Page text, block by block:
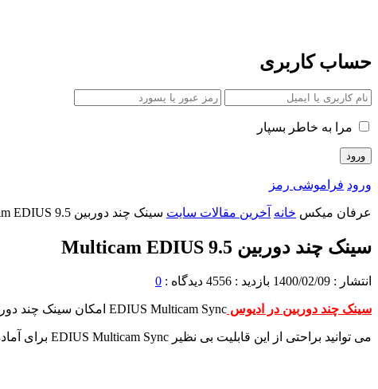
حساب کاربری
مرا به خاطر بسپار
ورود فراموشی رمز
عرفان میکس خانه آخرین مقالات سایت سینک چند دوربین Multicam EDIUS 9.5
سینک چند دوربین Multicam EDIUS 9.5
انتشار : 1400/02/09 بازدید : 4556 دیدگاه : 0
سینک چند دوربین در ادیوس EDIUS Multicam Sync امکان سینک چند
می توانید براحتی از این قابلیت بی نظیر EDIUS Multicam Sync برای آماده سازی